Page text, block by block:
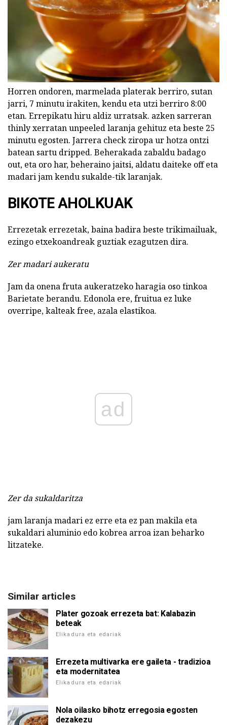
Horren ondoren, marmelada platerak berriro, sutan
jarri, 7 minutu irakiten, kendu eta utzi berriro 8:00
etan. Errepikatu hiru aldiz urratsak. azken sarreran
thinly xerratan unpeeled laranja gehituz eta beste 25
minutu egosten. Jarrera check ziropa ur hotza ontzi
batean sartu dripped. Beherakada zabaldu badago
out, eta oro har, beheraino jaitsi, aldatu daiteke off eta
madari jam kendu sukalde-tik laranjak.
BIKOTE AHOLKUAK
Errezetak errezetak, baina badira beste trikimailuak,
ezingo etxekoandreak guztiak ezagutzen dira.
Zer madari aukeratu
Jam da onena fruta aukeratzeko haragia oso tinkoa
Barietate berandu. Edonola ere, fruitua ez luke
overripe, kalteak free, azala elastikoa.
ad
Zer da sukaldaritza
jam laranja madari ez erre eta ez pan makila eta
sukaldari aluminio edo kobrea arroa izan beharko
litzateke.
Similar articles
Plater gozoak errezeta bat: Kalabazin
beteak
Elikadura eta edariak
Errezeta multivarka ere gaileta - tradizioa
eta modernitatea
Elikadura eta edariak
Nola oilasko bihotz erregosia egosten
dezakezu